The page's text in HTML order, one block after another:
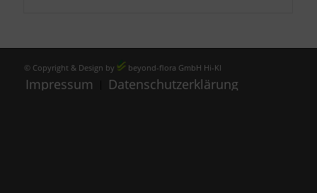
© Copyright & Design by beyond-flora GmbH Hi-KI
Impressum Datenschutzerklärung